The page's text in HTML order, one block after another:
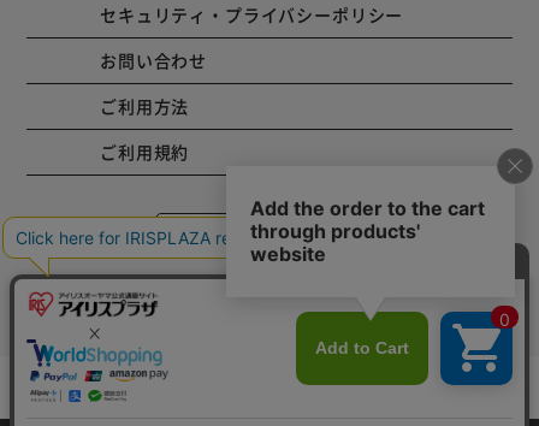
セキュリティ・プライバシーポリシー
お問い合わせ
ご利用方法
ご利用規約
コーポレートサイト
Copyright © 2001 IRISPLAZA. ALL Rights Reserved.